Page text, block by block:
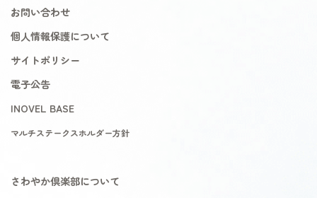
お問い合わせ
個人情報保護について
サイトポリシー
電子公告
INOVEL BASE
マルチステークスホルダー方針
さわやか倶楽部について